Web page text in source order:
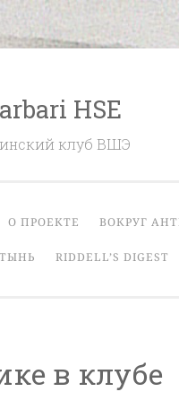
HSE
клуб ВШЭ
О ПРОЕКТЕ ВОКРУГ
RIDDELL’S DIGEST
в клубе